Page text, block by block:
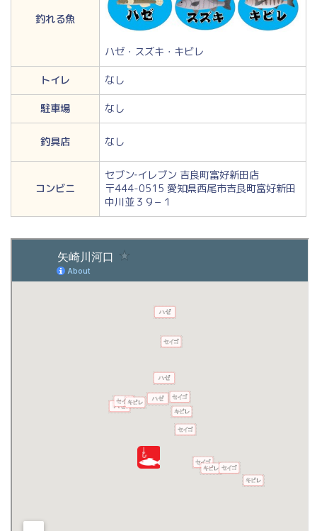
釣れる魚
ハゼ・スズキ・キビレ
トイレ
なし
駐車場
なし
釣具店 なし
コンビニ
セブン‐イレブン 吉良町富好新田店
〒444-0515 愛知県西尾市吉良町富好新田
中川並３９−１